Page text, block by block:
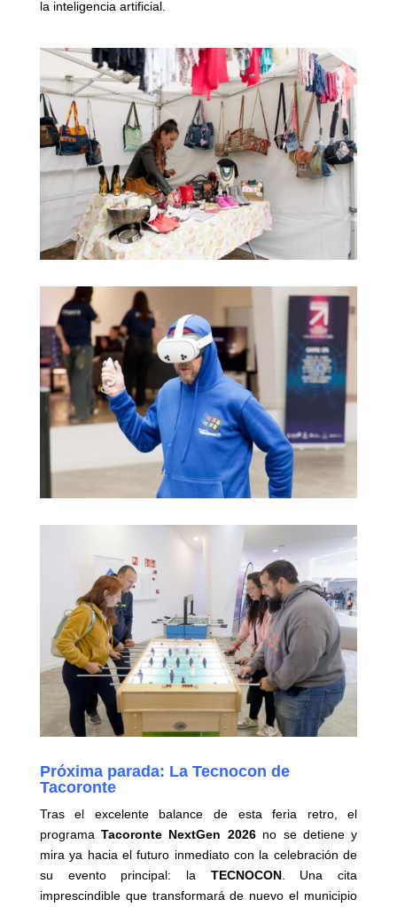
la inteligencia artificial.
Próxima parada: La Tecnocon de
Tacoronte
Tras el excelente balance de esta feria retro, el
programaTacoronte NextGen 2026no se detiene y
mira ya hacia el futuro inmediato con la celebración de
su evento principal: la TECNOCON. Una cita
imprescindible que transformará de nuevo el municipio